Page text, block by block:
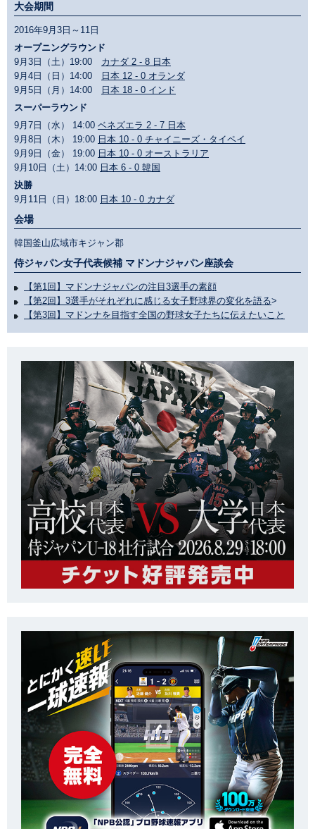
大会期間
2016年9月3日～11日
オープニングラウンド
9月3日（土）19:00 カナダ 2 - 8 日本
9月4日（日）14:00
日本 12 - 0 オランダ
9月5日（月）14:00
日本 18 - 0 インド
スーパーラウンド
9月7日（水） 14:00 ベネズエラ 2 - 7 日本
9月8日（木） 19:00 日本 10 - 0 チャイニーズ・タイペイ
9月9日（金） 19:00 日本 10 - 0 オーストラリア
9月10日（土）14:00 日本 6 - 0 韓国
決勝
9月11日（日）18:00 日本 10 - 0 カナダ
会場
韓国釜山広域市キジャン郡
侍ジャパン女子代表候補 マドンナジャパン座談会
【第1回】マドンナジャパンの注目3選手の素顔
【第2回】3選手がそれぞれに感じる女子野球界の変化を語る>
【第3回】マドンナを目指す全国の野球女子たちに伝えたいこと